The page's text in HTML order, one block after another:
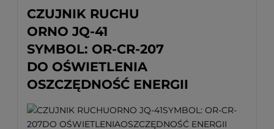
CZUJNIK RUCHU
ORNO JQ-41
SYMBOL: OR-CR-207
DO OŚWIETLENIA
OSZCZĘDNOŚĆ ENERGII